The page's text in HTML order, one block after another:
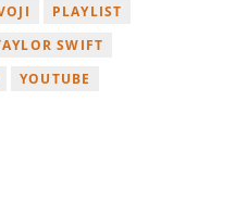
PLAYLIST
SWIFT
YOUTUBE